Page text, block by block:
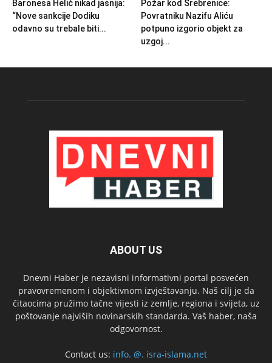
Baronesa Helić nikad jasnija:
“Nove sankcije Dodiku
odavno su trebale biti...
Požar kod Srebrenice:
Povratniku Nazifu Aliću
potpuno izgorio objekt za
uzgoj...
ABOUT US
Dnevni Haber je nezavisni informativni portal posvećen
pravovremenom i objektivnom izvještavanju. Naš cilj je da
čitaocima pružimo tačne vijesti iz zemlje, regiona i svijeta, uz
poštovanje najviših novinarskih standarda. Vaš haber, naša
odgovornost.
Contact us: info. @. isra-islama.net